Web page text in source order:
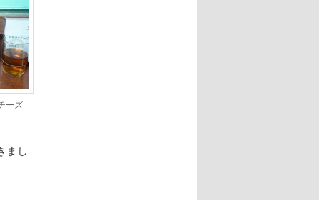
ーズ
まし